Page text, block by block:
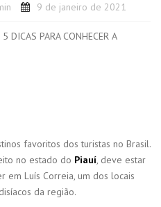
9 de janeiro de 2021
DICAS PARA CONHECER A
favoritos dos turistas no Brasil.
no estado do Piauí , deve estar
Luís Correia, um dos locais
da região.